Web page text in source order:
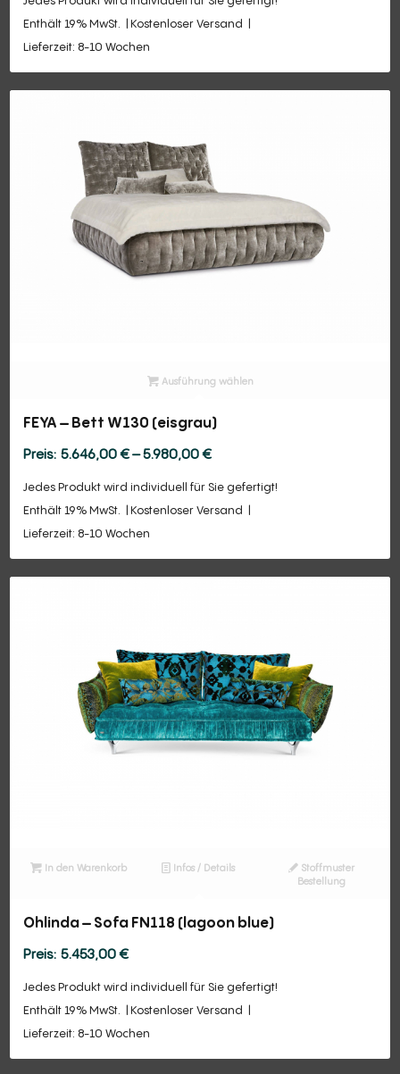
Enthält 19% MwSt.
Kostenloser Versand
Lieferzeit: 8-10 Wochen
Ausführung wählen
FEYA – Bett W130 (eisgrau)
5.646,00€–5.980,00€Preisspanne:
bis
5.980,00 €
Jedes Produkt wird individuell für Sie gefertigt!
Enthält 19% MwSt.
Kostenloser Versand
Lieferzeit: 8-10 Wochen
In den Warenkorb Infos / Details
Stoffmuster
Bestellung
Ohlinda – Sofa FN118 (lagoon blue)
5.453,00€
Jedes Produkt wird individuell für Sie gefertigt!
Enthält 19% MwSt.
Kostenloser Versand
Lieferzeit: 8-10 Wochen